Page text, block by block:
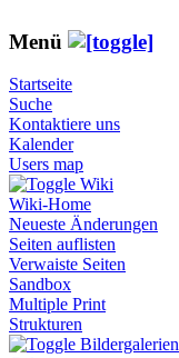
Menü
Startseite
Suche
Kontaktiere uns
Kalender
Users map
Wiki
Wiki-Home
Neueste Änderungen
Seiten auflisten
Verwaiste Seiten
Sandbox
Multiple Print
Strukturen
Bildergalerien